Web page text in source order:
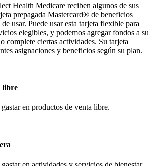
Health Medicare reciben algunos de sus
prepagada Mastercard® de beneficios
usar. Puede usar esta tarjeta flexible para
elegibles, y podemos agregar fondos a su
complete ciertas actividades. Su tarjeta
asignaciones y beneficios según su plan.
libre
en productos de venta libre.